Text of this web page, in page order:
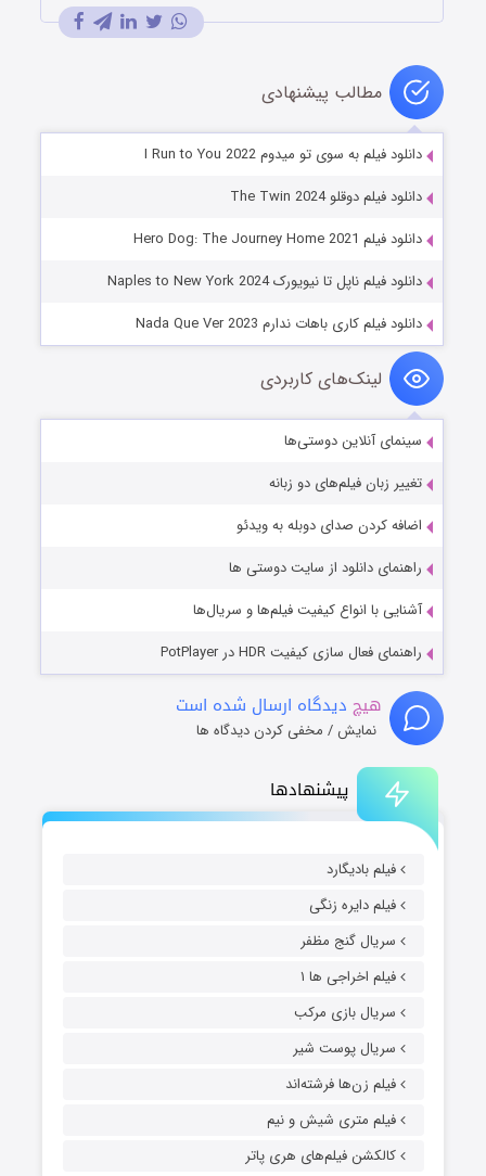
پیشنهادها
فیلم بادیگارد
فیلم دایره زنگی
سریال گنج مظفر
فیلم اخراجی ها ۱
سریال بازی مرکب
سریال پوست شیر
فیلم زن‌ها فرشته‌اند
فیلم متری شیش و نیم
کالکشن فیلم‌های هری پاتر
مطالب پیشنهادی
دانلود فیلم به سوی تو میدوم I Run to You 2022
دانلود فیلم دوقلو The Twin 2024
دانلود فیلم Hero Dog: The Journey Home 2021
دانلود فیلم ناپل تا نیویورک Naples to New York 2024
دانلود فیلم کاری باهات ندارم Nada Que Ver 2023
لینک‌های کاربردی
سینمای آنلاین دوستی‌ها
تغییر زبان فیلم‌های دو زبانه
اضافه کردن صدای دوبله به ویدئو
راهنمای دانلود از سایت دوستی ها
آشنایی با انواع کیفیت فیلم‌ها و سریال‌ها
راهنمای فعال سازی کیفیت HDR در PotPlayer
هیچ دیدگاه ارسال شده است
نمایش / مخفی کردن دیدگاه ها